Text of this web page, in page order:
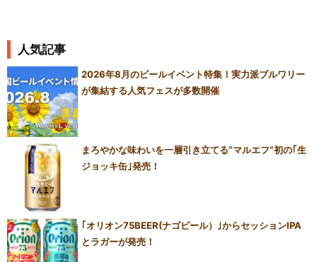
人気記事
2026年8月のビールイベント特集！実力派ブルワリー
が集結する人気フェスが多数開催
まろやかな味わいを一層引き立てる“マルエフ”初の｢生
ジョッキ缶｣発売！
｢オリオン75BEER(ナゴビール）｣からセッションIPA
とラガーが発売！